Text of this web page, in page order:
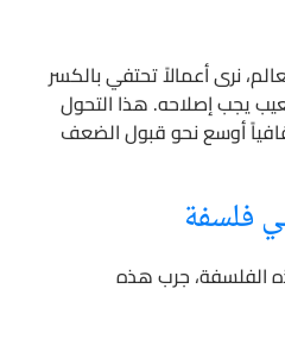
نرى أعمالاً تحتفي بالكسر
يجب إصلاحه. هذا التحول
أوسع نحو قبول الضعف
فلسفة
الفلسفة، جرب هذه